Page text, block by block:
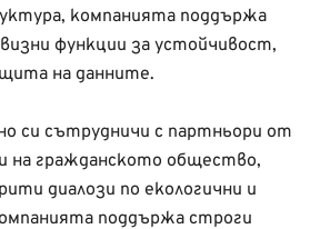
компанията поддържа
функции за устойчивост,
на данните.
си сътрудничи с партньори от
на гражданското общество,
диалози по екологични и
поддържа строги